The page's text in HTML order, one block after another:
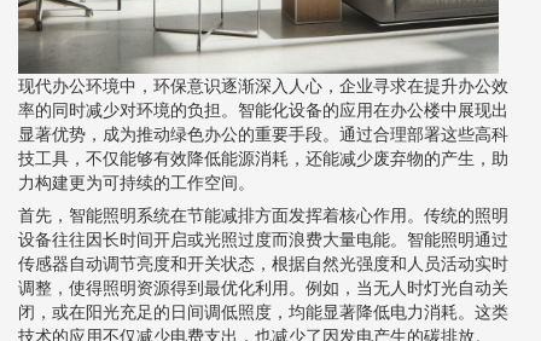
现代办公环境中，环保意识逐渐深入人心，企业寻求在提升办公效
率的同时减少对环境的负担。智能化设备的应用在办公楼中展现出
显著优势，成为推动绿色办公的重要手段。通过合理部署这些高科
技工具，不仅能够有效降低能源消耗，还能减少废弃物的产生，助
力构建更为可持续的工作空间。
首先，智能照明系统在节能减排方面发挥着核心作用。传统的照明
设备往往因长时间开启或光照过度而浪费大量电能。智能照明通过
传感器自动调节亮度和开关状态，根据自然光强度和人员活动实时
调整，使得照明资源得到最优化利用。例如，当无人时灯光自动关
闭，或在阳光充足的日间调低照度，均能显著降低电力消耗。这类
技术的应用不仅减少电费支出，也减少了因发电产生的碳排放。